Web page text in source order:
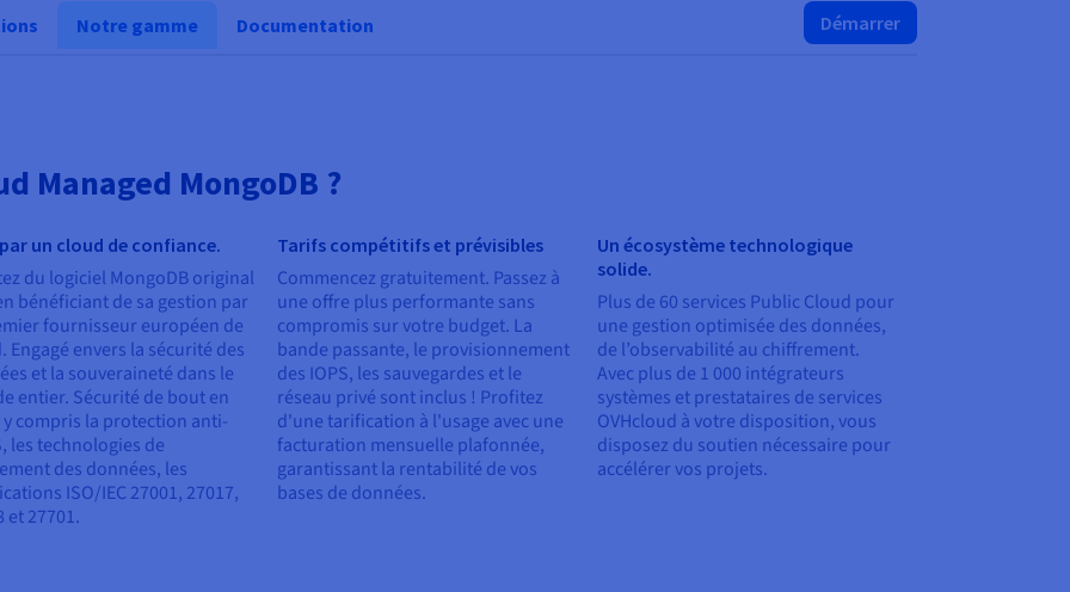
Notre gamme Documentation Démarrer
Managed MongoDB ?
un cloud de confiance.
du logiciel MongoDB original
bénéficiant de sa gestion par
fournisseur européen de
Engagé envers la sécurité des
et la souveraineté dans le
entier. Sécurité de bout en
compris la protection anti-
les technologies de
des données, les
ISO/IEC 27001, 27017,
et 27701.
Tarifs compétitifs et prévisibles
Commencez gratuitement. Passez à
une offre plus performante sans
compromis sur votre budget. La
bande passante, le provisionnement
des IOPS, les sauvegardes et le
réseau privé sont inclus ! Profitez
d'une tarification à l'usage avec une
facturation mensuelle plafonnée,
garantissant la rentabilité de vos
bases de données.
Un écosystème technologique
solide.
Plus de 60 services Public Cloud pour
une gestion optimisée des données,
de l’observabilité au chiffrement.
Avec plus de 1 000 intégrateurs
systèmes et prestataires de services
OVHcloud à votre disposition, vous
disposez du soutien nécessaire pour
accélérer vos projets.